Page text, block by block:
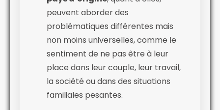
peuvent aborder des
problématiques différentes mais
non moins universelles, comme le
sentiment de ne pas être à leur
place dans leur couple, leur travail,
la société ou dans des situations
familiales pesantes.